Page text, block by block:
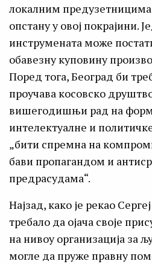
локалним
опстану у овој покрајини.
инструмената може
обавезну куповину
Поред тога, Београд би
проучава косовско
вишегодишњи рад на
интелектуалне и
„бити спремна на
бави пропагандом и
предрасудама“.
Најзад, како је рекао
требало да ојача своје
на нивоу организација за
могле да пруже правну